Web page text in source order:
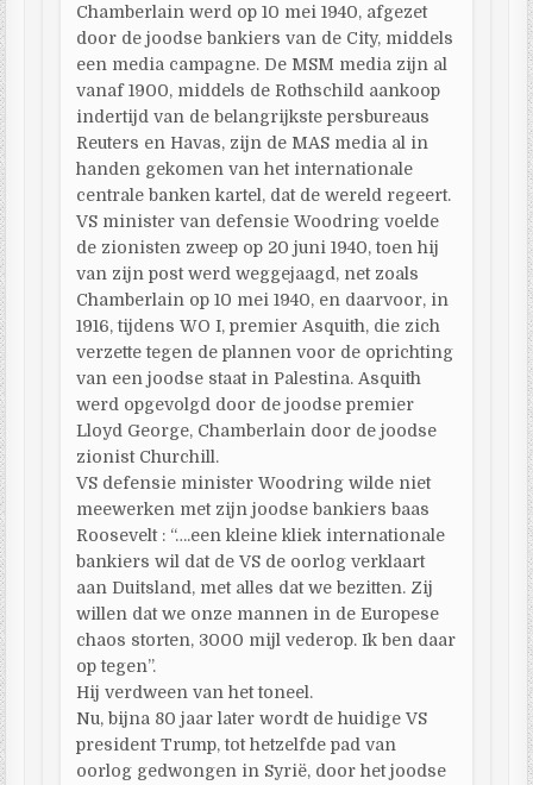
Chamberlain werd op 10 mei 1940, afgezet
door de joodse bankiers van de City, middels
een media campagne. De MSM media zijn al
vanaf 1900, middels de Rothschild aankoop
indertijd van de belangrijkste persbureaus
Reuters en Havas, zijn de MAS media al in
handen gekomen van het internationale
centrale banken kartel, dat de wereld regeert.
VS minister van defensie Woodring voelde
de zionisten zweep op 20 juni 1940, toen hij
van zijn post werd weggejaagd, net zoals
Chamberlain op 10 mei 1940, en daarvoor, in
1916, tijdens WO I, premier Asquith, die zich
verzette tegen de plannen voor de oprichting
van een joodse staat in Palestina. Asquith
werd opgevolgd door de joodse premier
Lloyd George, Chamberlain door de joodse
zionist Churchill.
VS defensie minister Woodring wilde niet
meewerken met zijn joodse bankiers baas
Roosevelt : “….een kleine kliek internationale
bankiers wil dat de VS de oorlog verklaart
aan Duitsland, met alles dat we bezitten. Zij
willen dat we onze mannen in de Europese
chaos storten, 3000 mijl vederop. Ik ben daar
op tegen”.
Hij verdween van het toneel.
Nu, bijna 80 jaar later wordt de huidige VS
president Trump, tot hetzelfde pad van
oorlog gedwongen in Syrië, door het joodse